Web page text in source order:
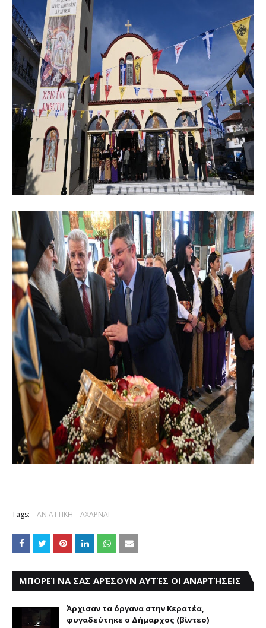
Tags: ΑΝ.ΑΤΤΙΚΗ ΑΧΑΡΝΑΙ
ΜΠΟΡΕΊ ΝΑ ΣΑΣ ΑΡΈΣΟΥΝ ΑΥΤΈΣ ΟΙ ΑΝΑΡΤΉΣΕΙΣ
Άρχισαν τα όργανα στην Κερατέα,
φυγαδεύτηκε ο Δήμαρχος (βίντεο)